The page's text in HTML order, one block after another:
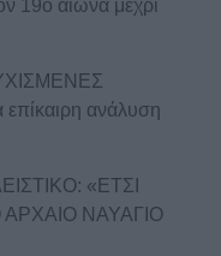
19ο αιώνα μέχρι
ανάλυση
«ΕΤΣΙ
ΝΑΥΑΓΙΟ